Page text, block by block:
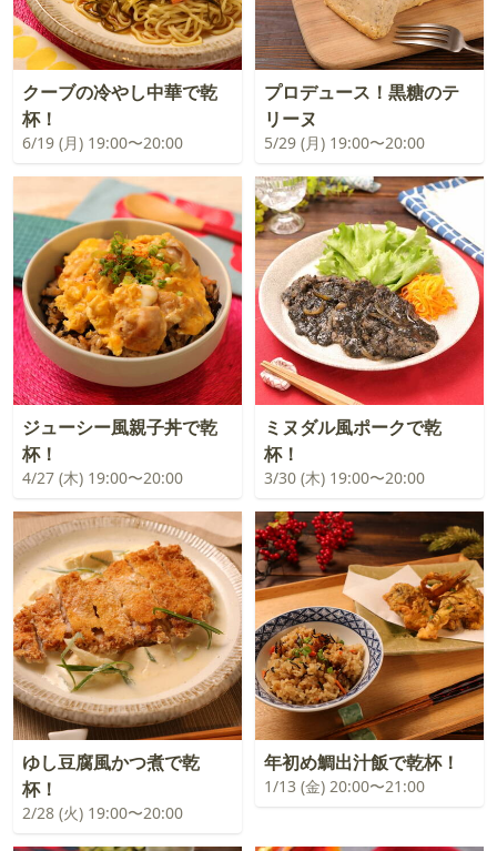
クーブの冷やし中華で乾
杯！
6/19 (月) 19:00〜20:00
プロデュース！黒糖のテ
リーヌ
5/29 (月) 19:00〜20:00
ジューシー風親子丼で乾
杯！
4/27 (木) 19:00〜20:00
ミヌダル風ポークで乾
杯！
3/30 (木) 19:00〜20:00
ゆし豆腐風かつ煮で乾
杯！
2/28 (火) 19:00〜20:00
年初め鯛出汁飯で乾杯！
1/13 (金) 20:00〜21:00